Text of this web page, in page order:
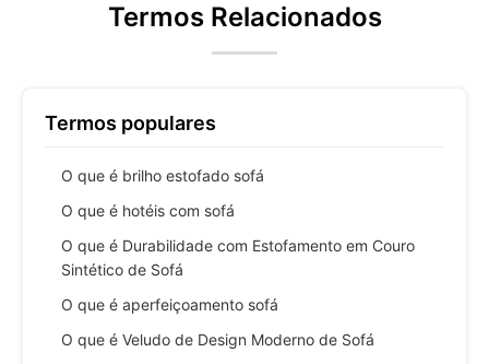
Termos Relacionados
Termos populares
O que é brilho estofado sofá
O que é hotéis com sofá
O que é Durabilidade com Estofamento em Couro
Sintético de Sofá
O que é aperfeiçoamento sofá
O que é Veludo de Design Moderno de Sofá